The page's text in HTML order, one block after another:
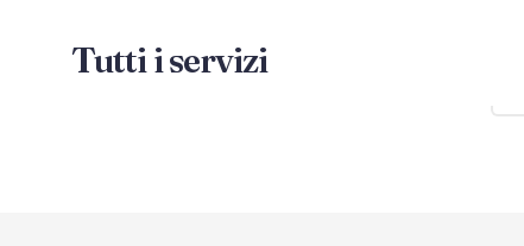
Tutti i servizi